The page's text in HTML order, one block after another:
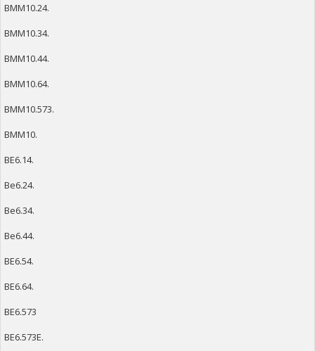
ВММ10.24.
ВММ10.34.
ВММ10.44.
ВММ10.64.
ВММ10.573.
ВММ10.
ВЕ6.14.
Ве6.24.
Ве6.34.
Ве6.44.
ВЕ6.54.
ВЕ6.64.
ВЕ6.573
ВЕ6.573Е.